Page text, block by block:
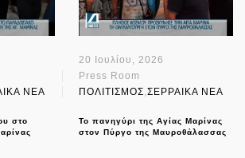
ΝΕΑ
στο
20 Ιουλίου, 2026
Press Room
ΠΟΛΙΤΙΣΜΟΣ ΣΕΡΡΑΙΚΑ ΝΕΑ
Το πανηγύρι της Αγίας Μαρίνας
στον Πύργο της Μαυροθάλασσας